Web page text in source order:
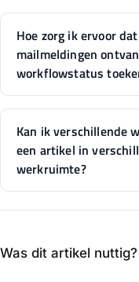
Hoe zorg ik ervoor
mailmeldingen
workflowstatus
Kan ik verschillende
een artikel in
werkruimte?
Was dit artikel nuttig?